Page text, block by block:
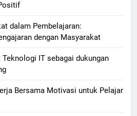
dalam Pembelajaran:
dengan Masyarakat
IT sebagai dukungan
Bersama Motivasi untuk Pelajar